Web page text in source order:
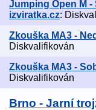
Jumping Open M
izviratka.cz:
Zkouška MA3 -
Diskvalifikován
Zkouška MA3 -
Diskvalifikován
Brno - Jarní